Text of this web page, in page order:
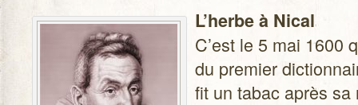
L’herbe à Nical
C’est le 5 mai 1600
du pre­mier
fit un tabac après sa